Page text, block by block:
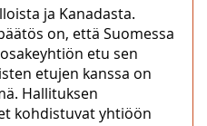
ja Kanadasta.
on, että Suomessa
etu sen
etujen kanssa on
Hallituksen
kohdistuvat yhtiöön